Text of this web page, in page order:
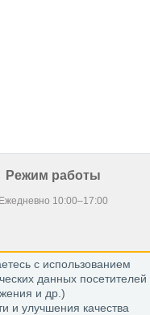
с использованием
данных посетителей
и др.)
и улучшения качества
Режим работы
Ежедневно 10:00–17:00